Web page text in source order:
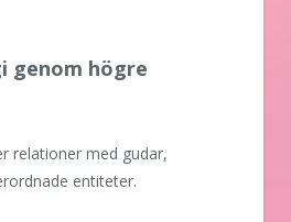
genom högre
relationer med gudar,
entiteter.